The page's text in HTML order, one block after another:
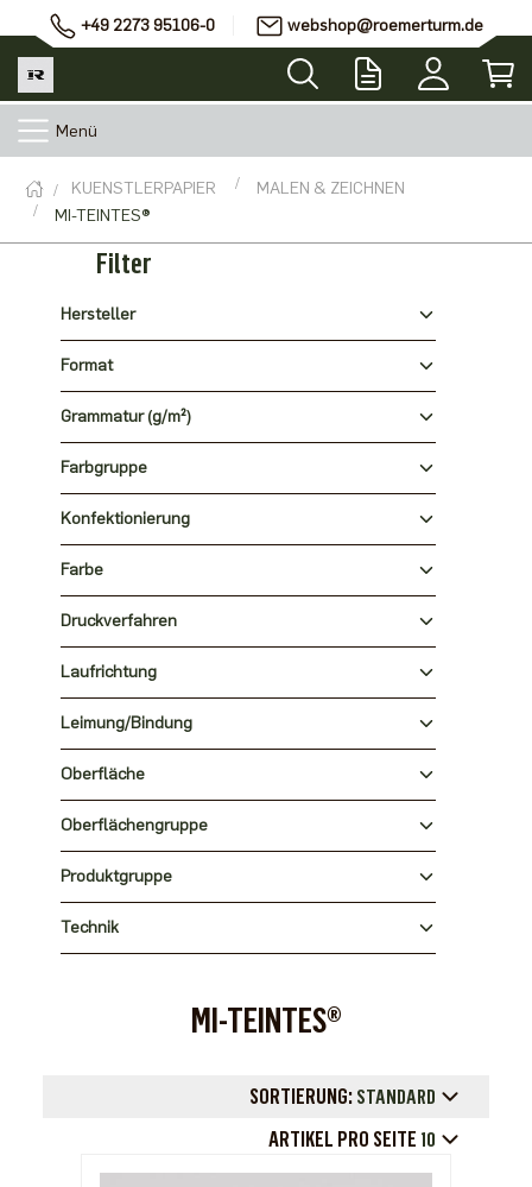
+49 2273 95106-0 webshop@roemerturm.de
Menü
KUENSTLERPAPIER
MALEN & ZEICHNEN
MI-TEINTES®
Filter
Hersteller
Format
Grammatur (g/m²)
Farbgruppe
Konfektionierung
Farbe
Druckverfahren
Laufrichtung
Leimung/Bindung
Oberfläche
Oberflächengruppe
Produktgruppe
Technik
MI-TEINTES®
SORTIERUNG: STANDARD
ARTIKEL PRO SEITE 10